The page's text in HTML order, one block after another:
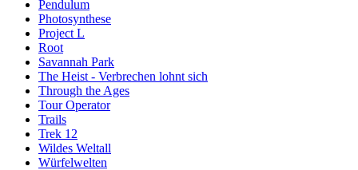
Pendulum
Photosynthese
Project L
Root
Savannah Park
The Heist - Verbrechen lohnt sich
Through the Ages
Tour Operator
Trails
Trek 12
Wildes Weltall
Würfelwelten